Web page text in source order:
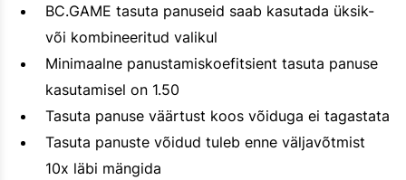
BC.GAME tasuta panuseid saab kasutada üksik-
või kombineeritud valikul
Minimaalne panustamiskoefitsient tasuta panuse
kasutamisel on 1.50
Tasuta panuse väärtust koos võiduga ei tagastata
Tasuta panuste võidud tuleb enne väljavõtmist
10x läbi mängida